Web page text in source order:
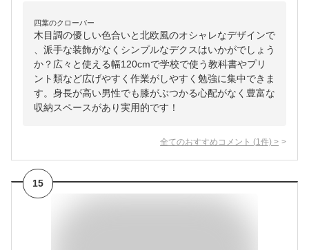
四葉のクローバー
木目調の優しい色合いと北欧風のオシャレなデザインで
、派手な装飾がなくシンプルなデクスはいかがでしょう
か？広々と使える幅120cmで学校で使う教科書やプリ
ント類など広げやすく作業がしやすく勉強に集中できま
す。身長が高い男性でも膝がぶつかる心配がなく豊富な
収納スペースがあり実用的です！
全てのおすすめコメント (1 件) >
15